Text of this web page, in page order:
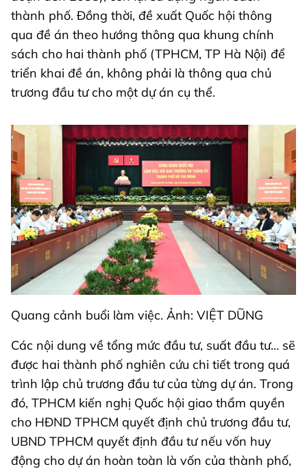
thành phố. Đồng thời, đề xuất Quốc hội thông
qua đề án theo hướng thông qua khung chính
sách cho hai thành phố (TPHCM, TP Hà Nội) để
triển khai đề án, không phải là thông qua chủ
trương đầu tư cho một dự án cụ thể.
Quang cảnh buổi làm việc. Ảnh: VIỆT DŨNG
Các nội dung về tổng mức đầu tư, suất đầu tư… sẽ
được hai thành phố nghiên cứu chi tiết trong quá
trình lập chủ trương đầu tư của từng dự án. Trong
đó, TPHCM kiến nghị Quốc hội giao thẩm quyền
cho HĐND TPHCM quyết định chủ trương đầu tư,
UBND TPHCM quyết định đầu tư nếu vốn huy
động cho dự án hoàn toàn là vốn của thành phố,